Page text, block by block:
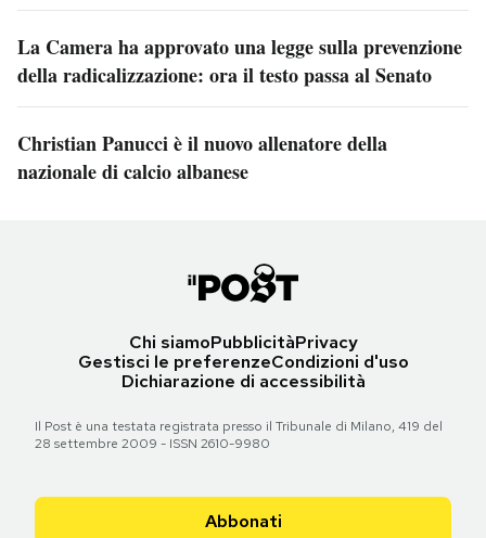
La Camera ha approvato una legge sulla prevenzione
della radicalizzazione: ora il testo passa al Senato
Christian Panucci è il nuovo allenatore della
nazionale di calcio albanese
Chi siamoPubblicitàPrivacy
Gestisci le preferenzeCondizioni d'uso
Dichiarazione di accessibilità
Il Post è una testata registrata presso il Tribunale di Milano, 419 del
28 settembre 2009 - ISSN 2610-9980
Abbonati